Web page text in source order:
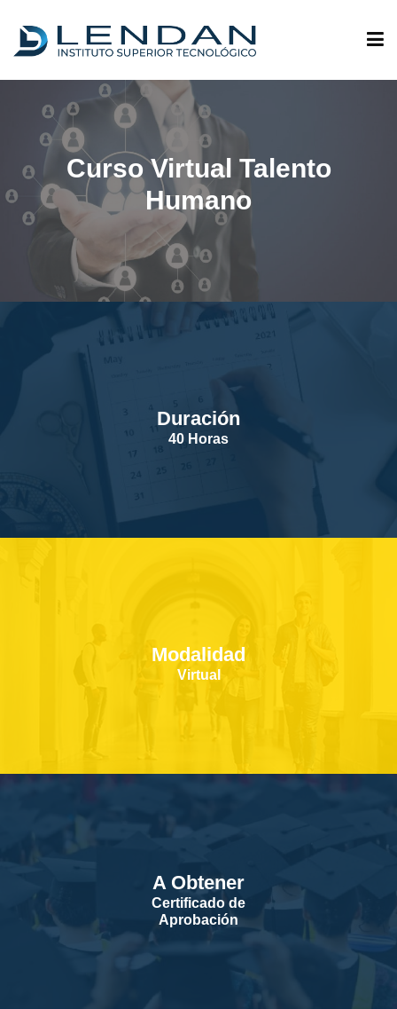
ADMISIONES
QUIÉNES SOMOS
OFERTA ACADÉMICA
INVESTIGACIÓN
Curso Virtual Talento
Humano
Duración
40 Horas
Modalidad
Virtual
A Obtener
Certificado de
Aprobación